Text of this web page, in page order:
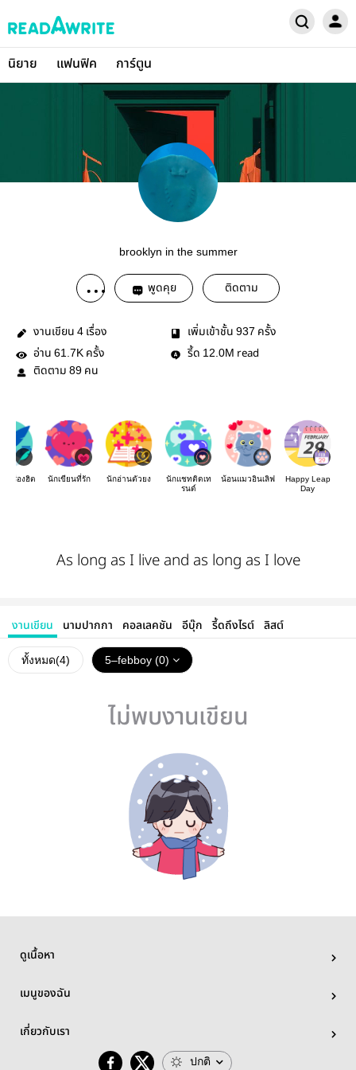
นิยาย แฟนฟิค การ์ตูน
brooklyn in the summer
พูดคุย ติดตาม
งานเขียน 4 เรื่อง เพิ่มเข้าชั้น 937 ครั้ง
อ่าน 61.7K ครั้ง รี้ด 12.0M read
ติดตาม 89 คน
งเรื่องฮิต นักเขียนที่รัก นักอ่านตัวยง
นักแชทติดเท
รนด์
น้อนแมวอินเลิฟ
Happy Leap
Day
As long as I live and as long as I love
งานเขียน นามปากกา คอลเลคชัน อีบุ๊ก รี้ดถึงไรต์ ลิสต์
ทั้งหมด(4) 5–febboy (0)
ไม่พบงานเขียน
ดูเนื้อหา
เมนูของฉัน
เกี่ยวกับเรา
ปกติ